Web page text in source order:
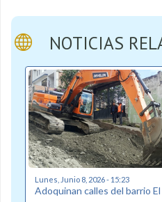
NOTICIAS
Lunes, Junio 8, 2026 - 15:23
Adoquinan calles del barrio